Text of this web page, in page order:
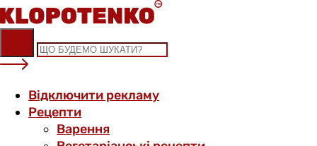
Skip
to
content
Відключити рекламу
Рецепти
Варення